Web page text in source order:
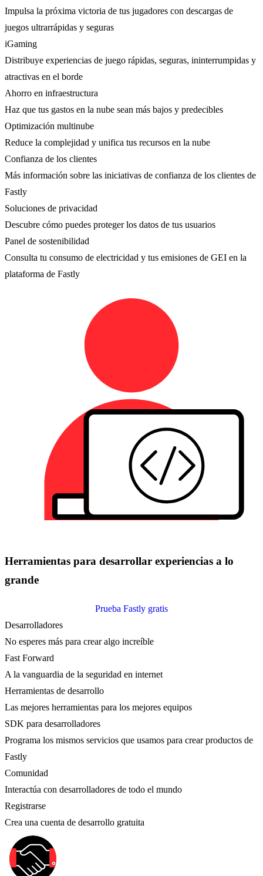
Impulsa la próxima victoria de tus jugadores con descargas de
juegos ultrarrápidas y seguras
iGaming
Distribuye experiencias de juego rápidas, seguras, ininterrumpidas y
atractivas en el borde
Ahorro en infraestructura
Haz que tus gastos en la nube sean más bajos y predecibles
Optimización multinube
Reduce la complejidad y unifica tus recursos en la nube
Confianza de los clientes
Más información sobre las iniciativas de confianza de los clientes de
Fastly
Soluciones de privacidad
Descubre cómo puedes proteger los datos de tus usuarios
Panel de sostenibilidad
Consulta tu consumo de electricidad y tus emisiones de GEI en la
plataforma de Fastly
Herramientas para desarrollar experiencias a lo
grande
Prueba Fastly gratis
Desarrolladores
No esperes más para crear algo increíble
Fast Forward
A la vanguardia de la seguridad en internet
Herramientas de desarrollo
Las mejores herramientas para los mejores equipos
SDK para desarrolladores
Programa los mismos servicios que usamos para crear productos de
Fastly
Comunidad
Interactúa con desarrolladores de todo el mundo
Registrarse
Crea una cuenta de desarrollo gratuita